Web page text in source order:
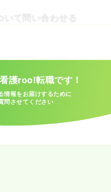
いて問い合わせる
護roo!転職です！
情報をお届けするために
問させてください